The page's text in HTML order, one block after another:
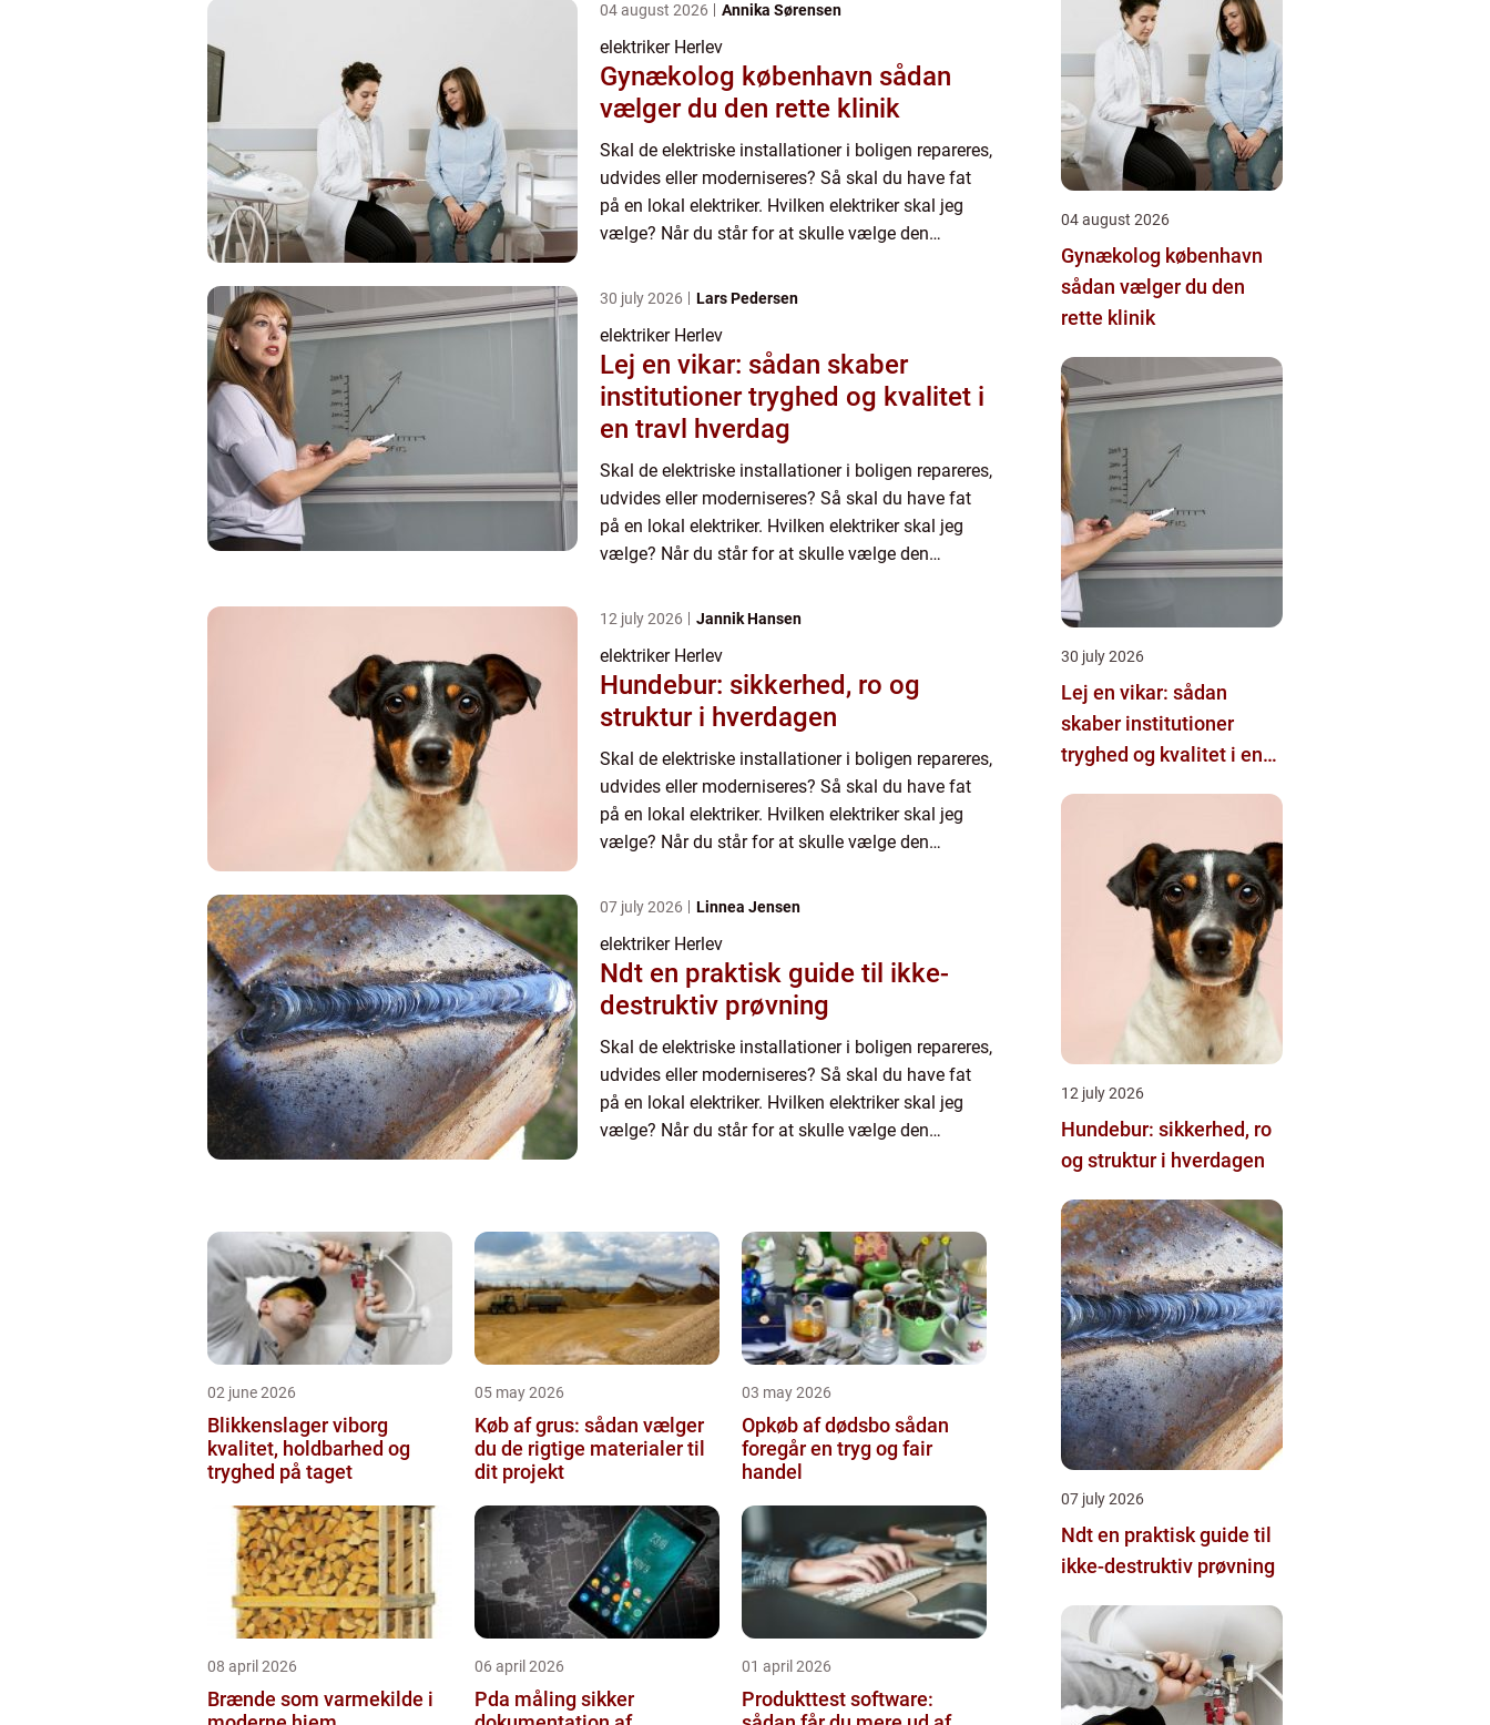
04 august 2026 Annika Sørensen
elektriker Herlev
Gynækolog københavn sådan
vælger du den rette klinik
Skal de elektriske installationer i boligen repareres,
udvides eller moderniseres? Så skal du have fat
på en lokal elektriker. Hvilken elektriker skal jeg
vælge? Når du står for at skulle vælge den
el...
30 july 2026 Lars Pedersen
elektriker Herlev
Lej en vikar: sådan skaber
institutioner tryghed og kvalitet i
en travl hverdag
Skal de elektriske installationer i boligen repareres,
udvides eller moderniseres? Så skal du have fat
på en lokal elektriker. Hvilken elektriker skal jeg
vælge? Når du står for at skulle vælge den
el...
12 july 2026 Jannik Hansen
elektriker Herlev
Hundebur: sikkerhed, ro og
struktur i hverdagen
Skal de elektriske installationer i boligen repareres,
udvides eller moderniseres? Så skal du have fat
på en lokal elektriker. Hvilken elektriker skal jeg
vælge? Når du står for at skulle vælge den
el...
07 july 2026 Linnea Jensen
elektriker Herlev
Ndt en praktisk guide til ikke-
destruktiv prøvning
Skal de elektriske installationer i boligen repareres,
udvides eller moderniseres? Så skal du have fat
på en lokal elektriker. Hvilken elektriker skal jeg
vælge? Når du står for at skulle vælge den
02 june 2026
Blikkenslager viborg
kvalitet, holdbarhed og
tryghed på taget
05 may 2026
Køb af grus: sådan vælger
du de rigtige materialer til
dit projekt
03 may 2026
Opkøb af dødsbo sådan
foregår en tryg og fair
handel
08 april 2026
Brænde som varmekilde i
06 april 2026
Pda måling sikker
01 april 2026
Produkttest software:
04 august 2026
Gynækolog københavn
sådan vælger du den
rette klinik
30 july 2026
Lej en vikar: sådan
skaber institutioner
tryghed og kvalitet i en
12 july 2026
Hundebur: sikkerhed, ro
og struktur i hverdagen
07 july 2026
Ndt en praktisk guide til
ikke-destruktiv prøvning